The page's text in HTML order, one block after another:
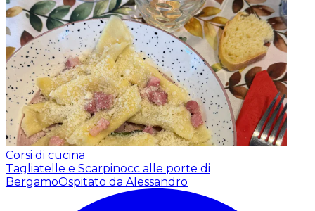
Corsi di cucina
Tagliatelle e Scarpinocc alle porte di
BergamoOspitato da Alessandro